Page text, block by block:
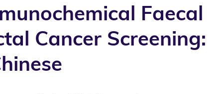
Faecal
Cancer Screening: